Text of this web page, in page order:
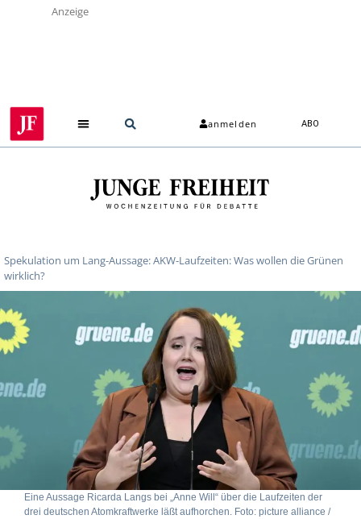
Anzeige
anmelden ABO
Spekulation um Lang-Aussage: AKW-Laufzeiten: Was wollen die Grünen
wirklich?
Eine Aussage Ricarda Langs bei „Anne Will“ über die Laufzeiten der
drei deutschen Atomkraftwerke läßt aufhorchen. Foto: picture alliance /